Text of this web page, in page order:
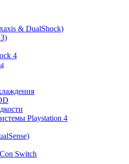
& DualShock)
4
Playstation 4
Switch